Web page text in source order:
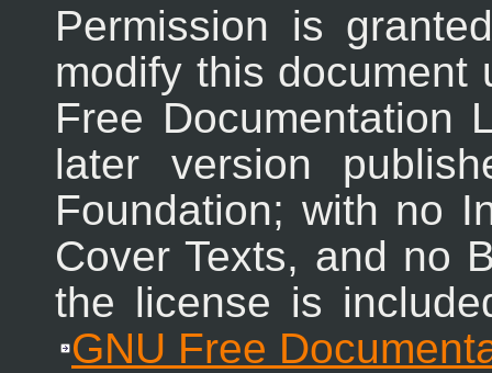
Permission is
modify this document
Free Documentation
later version
Foundation; with no
Cover Texts, and no
the license is
GNU Free